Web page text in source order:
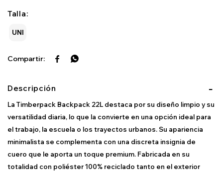
Talla:
UNI
 
Descripción
La Timberpack Backpack 22L destaca por su diseño limpio y su
versatilidad diaria, lo que la convierte en una opción ideal para
el trabajo, la escuela o los trayectos urbanos. Su apariencia
minimalista se complementa con una discreta insignia de
cuero que le aporta un toque premium. Fabricada en su
totalidad con poliéster 100% reciclado tanto en el exterior